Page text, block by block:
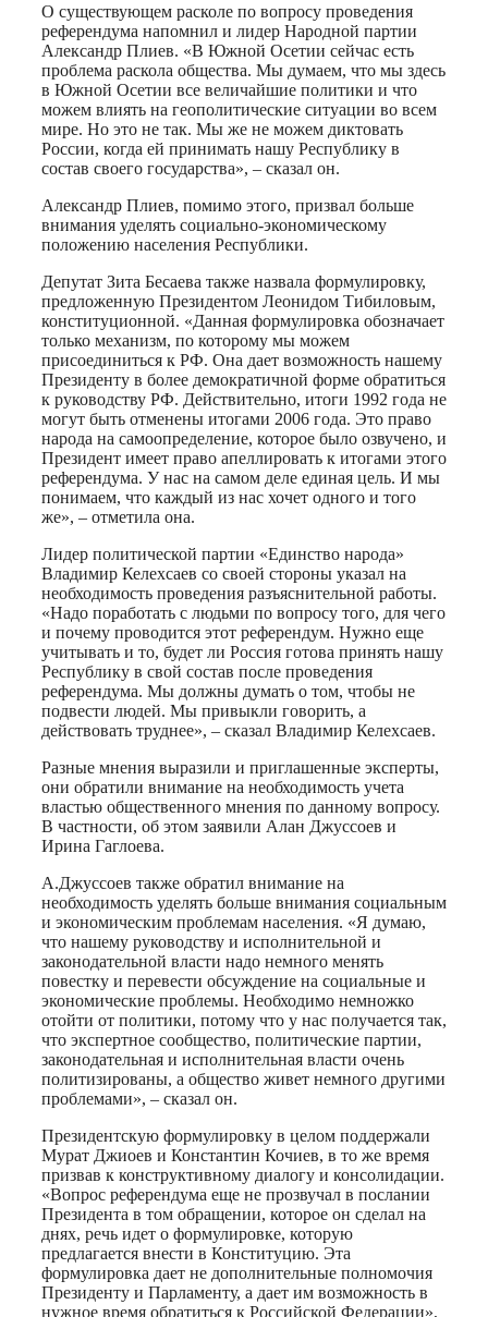
О существующем расколе по вопросу проведения
референдума напомнил и лидер Народной партии
Александр Плиев. «В Южной Осетии сейчас есть
проблема раскола общества. Мы думаем, что мы здесь
в Южной Осетии все величайшие политики и что
можем влиять на геополитические ситуации во всем
мире. Но это не так. Мы же не можем диктовать
России, когда ей принимать нашу Республику в
состав своего государства», – сказал он.
Александр Плиев, помимо этого, призвал больше
внимания уделять социально-экономическому
положению населения Республики.
Депутат Зита Бесаева также назвала формулировку,
предложенную Президентом Леонидом Тибиловым,
конституционной. «Данная формулировка обозначает
только механизм, по которому мы можем
присоединиться к РФ. Она дает возможность нашему
Президенту в более демократичной форме обратиться
к руководству РФ. Действительно, итоги 1992 года не
могут быть отменены итогами 2006 года. Это право
народа на самоопределение, которое было озвучено, и
Президент имеет право апеллировать к итогами этого
референдума. У нас на самом деле единая цель. И мы
понимаем, что каждый из нас хочет одного и того
же», – отметила она.
Лидер политической партии «Единство народа»
Владимир Келехсаев со своей стороны указал на
необходимость проведения разъяснительной работы.
«Надо поработать с людьми по вопросу того, для чего
и почему проводится этот референдум. Нужно еще
учитывать и то, будет ли Россия готова принять нашу
Республику в свой состав после проведения
референдума. Мы должны думать о том, чтобы не
подвести людей. Мы привыкли говорить, а
действовать труднее», – сказал Владимир Келехсаев.
Разные мнения выразили и приглашенные эксперты,
они обратили внимание на необходимость учета
властью общественного мнения по данному вопросу.
В частности, об этом заявили Алан Джуссоев и
Ирина Гаглоева.
А.Джуссоев также обратил внимание на
необходимость уделять больше внимания социальным
и экономическим проблемам населения. «Я думаю,
что нашему руководству и исполнительной и
законодательной власти надо немного менять
повестку и перевести обсуждение на социальные и
экономические проблемы. Необходимо немножко
отойти от политики, потому что у нас получается так,
что экспертное сообщество, политические партии,
законодательная и исполнительная власти очень
политизированы, а общество живет немного другими
проблемами», – сказал он.
Президентскую формулировку в целом поддержали
Мурат Джиоев и Константин Кочиев, в то же время
призвав к конструктивному диалогу и консолидации.
«Вопрос референдума еще не прозвучал в послании
Президента в том обращении, которое он сделал на
днях, речь идет о формулировке, которую
предлагается внести в Конституцию. Эта
формулировка дает не дополнительные полномочия
Президенту и Парламенту, а дает им возможность в
нужное время обратиться к Российской Федерации»,